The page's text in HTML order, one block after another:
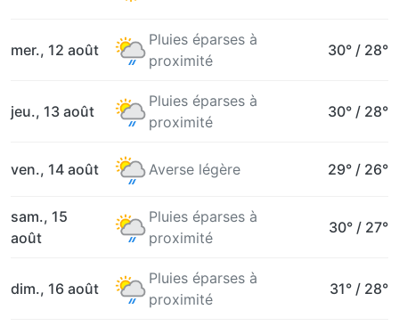
mer., 12 août
Pluies éparses à
proximité
30° / 28°
jeu., 13 août
Pluies éparses à
proximité
30° / 28°
ven., 14 août Averse légère 29° / 26°
sam., 15
août
Pluies éparses à
proximité
30° / 27°
dim., 16 août
Pluies éparses à
proximité
31° / 28°